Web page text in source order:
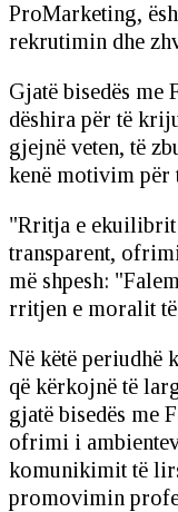
ProMarketing,
rekrutimin dhe
Gjatë bisedës me
dëshira për të
gjejnë veten, të
kenë motivim për
"Rritja e ekuilibrit
transparent,
më shpesh:
rritjen e moralit
Në këtë periudhë
që kërkojnë të
gjatë bisedës me
ofrimi i
komunikimit të
promovimin